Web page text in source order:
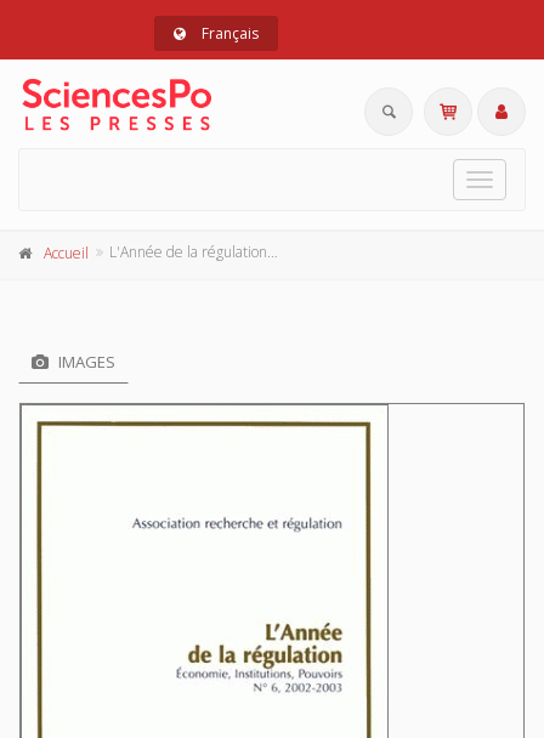
Français
Toggle
Accueil L'Année de la régulation n°6, 2002-2003. Économie, Institutions, Pouvoirs
IMAGES